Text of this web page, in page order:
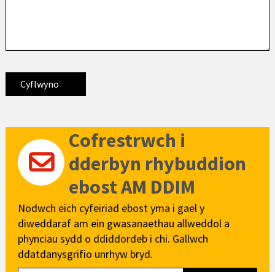
Cofrestrwch i
dderbyn rhybuddion
ebost AM DDIM
Nodwch eich cyfeiriad ebost yma i gael y
diweddaraf am ein gwasanaethau allweddol a
phynciau sydd o ddiddordeb i chi. Gallwch
ddatdanysgrifio unrhyw bryd.